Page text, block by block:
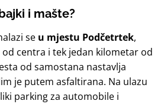
i mašte?
se u mjestu Podčetrtek,
centra i tek jedan kilometar od
od samostana nastavlja
je putem asfaltirana. Na ulazu
parking za automobile i